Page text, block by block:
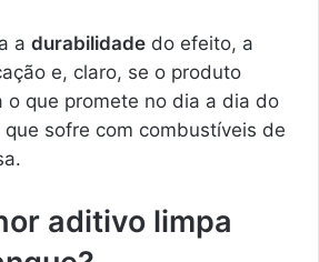
a durabilidade do efeito, a
e, claro, se o produto
o que promete no dia a dia do
sofre com combustíveis de
aditivo limpa